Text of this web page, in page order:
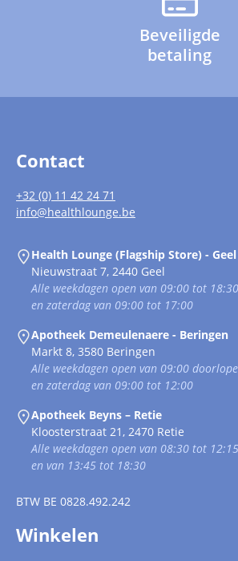
Beveiligde
betaling
Contact
+32 (0) 11 42 24 71
info@healthlounge.be
Health Lounge (Flagship Store) - Geel
Nieuwstraat 7, 2440 Geel
Alle weekdagen open van 09:00 tot 18:30
en zaterdag van 09:00 tot 17:00
Apotheek Demeulenaere - Beringen
Markt 8, 3580 Beringen
Alle weekdagen open van 09:00
en zaterdag van 09:00 tot 12:00
Apotheek Beyns – Retie
Kloosterstraat 21, 2470 Retie
Alle weekdagen open van 08:30 tot 12:15
en van 13:45 tot 18:30
BTW BE 0828.492.242
Winkelen